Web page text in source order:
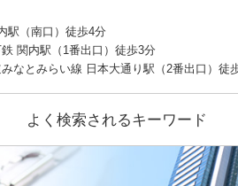
駅（南口）徒歩4分
関内駅（1番出口）徒歩3分
なとみらい線 日本大通り駅（2番出口）徒
よく検索されるキーワード